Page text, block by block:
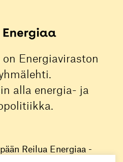
Energiaviraston
alla energia- ja
Reilua Energiaa -